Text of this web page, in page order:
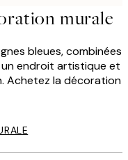
murale
bleues, combinées
endroit artistique et
Achetez la décoration